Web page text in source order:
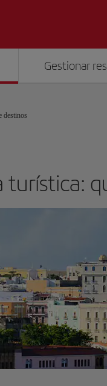
Gestionar
destinos
turística: